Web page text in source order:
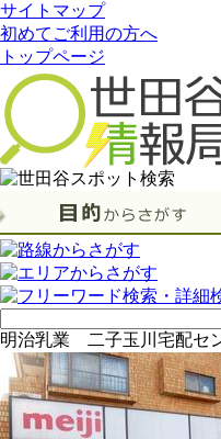
サイトマップ
初めてご利用の方へ
トップページ
明治乳業 二子玉川宅配セ